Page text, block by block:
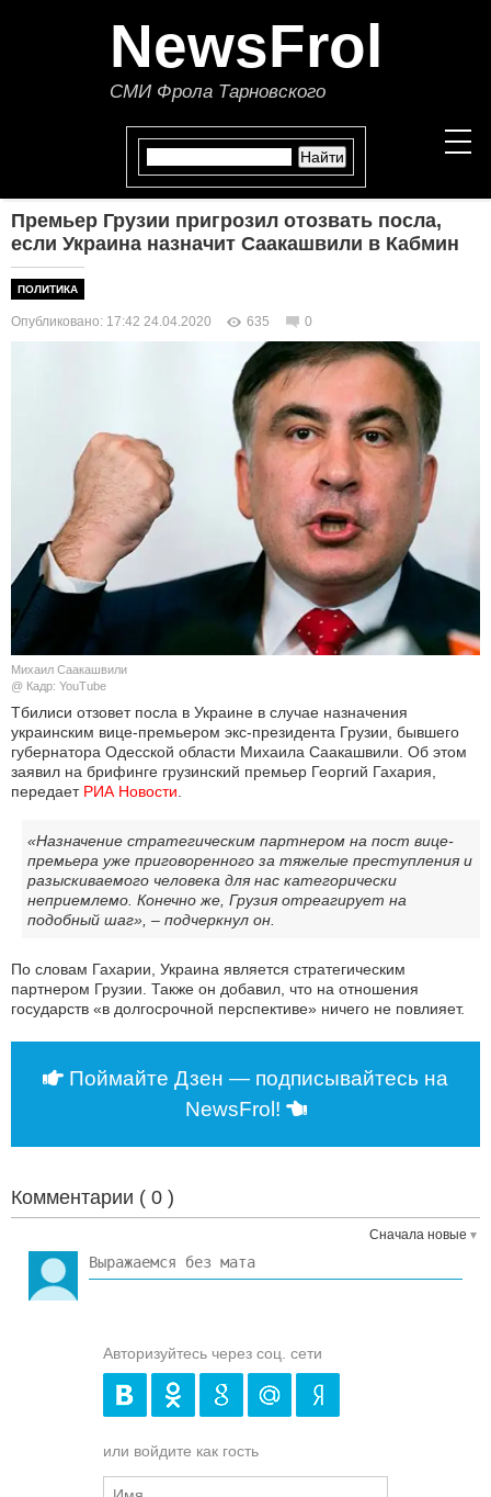
NewsFrol
СМИ Фрола Тарновского
НОВОСТИ
ПОЛИТИКА
ЭКОНОМИКА
В МИРЕ
ОБЩЕСТВО
КУЛЬТУРА
НАУКА
СПОРТ
АВТО И МОТО
ЭГОИЗМ
Премьер Грузии пригрозил отозвать посла,
если Украина назначит Саакашвили в Кабмин
ПОЛИТИКА
Опубликовано: 17:42 24.04.2020 635 0
Михаил Саакашвили
@ Кадр: YouTube
Тбилиси отзовет посла в Украине в случае назначения
украинским вице-премьером экс-президента Грузии, бывшего
губернатора Одесской области Михаила Саакашвили. Об этом
заявил на брифинге грузинский премьер Георгий Гахария,
передает РИА Новости.
«Назначение стратегическим партнером на пост вице-
премьера уже приговоренного за тяжелые преступления и
разыскиваемого человека для нас категорически
неприемлемо. Конечно же, Грузия отреагирует на
подобный шаг», – подчеркнул он.
По словам Гахарии, Украина является стратегическим
партнером Грузии. Также он добавил, что на отношения
государств «в долгосрочной перспективе» ничего не повлияет.
Поймайте Дзен — подписывайтесь на
NewsFrol!
Комментарии ( 0 )
Сначала новые
Авторизуйтесь через соц. сети
или войдите как гость